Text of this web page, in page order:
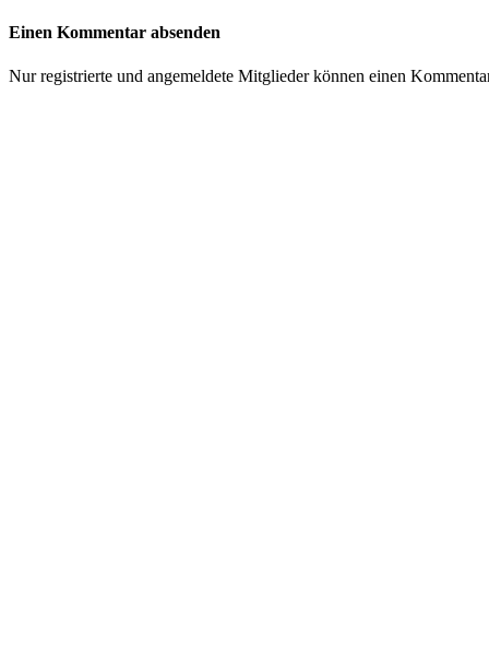
Einen Kommentar absenden
Nur registrierte und angemeldete Mitglieder können einen